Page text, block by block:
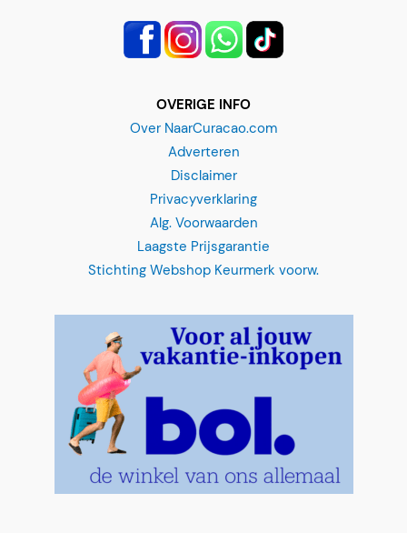
OVERIGE INFO
Over NaarCuracao.com
Adverteren
Disclaimer
Privacyverklaring
Alg. Voorwaarden
Laagste Prijsgarantie
Stichting Webshop Keurmerk voorw.